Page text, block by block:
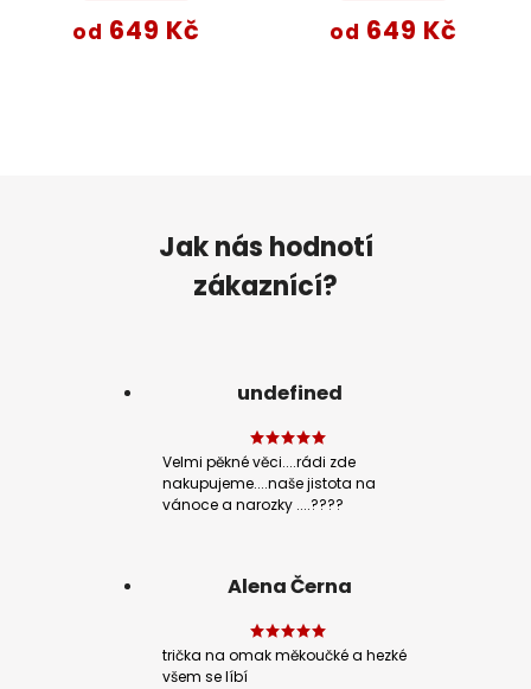
od 649 Kč od 649 Kč
Jak nás hodnotí
zákaznící?
undefined
Velmi pěkné věci....rádi zde
nakupujeme....naše jistota na
vánoce a narozky ....????
Alena Černa
trička na omak měkoučké a hezké
všem se líbí